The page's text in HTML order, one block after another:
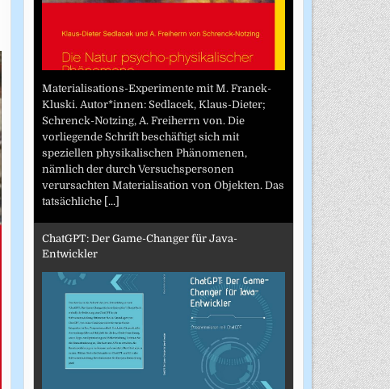
Materialisations-Experimente mit M. Franek-
Kluski. Autor*innen: Sedlacek, Klaus-Dieter;
Schrenck-Notzing, A. Freiherrn von. Die
vorliegende Schrift beschäftigt sich mit
speziellen physikalischen Phänomenen,
nämlich der durch Versuchspersonen
verursachten Materialisation von Objekten. Das
tatsächliche [...]
ChatGPT: Der Game-Changer für Java-
Entwickler